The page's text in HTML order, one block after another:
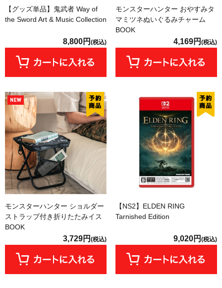
【グッズ単品】鬼武者 Way of
the Sword Art & Music Collection
8,800円 (税込)
モンスターハンター おやすみタ
マミツネぬいぐるみチャーム
BOOK
4,169円 (税込)
モンスターハンター ショルダー
ストラップ付き折りたたみイス
BOOK
3,729円 (税込)
【NS2】ELDEN RING
Tarnished Edition
9,020円 (税込)